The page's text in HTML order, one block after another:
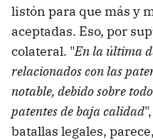
listón para que más y
aceptadas. Eso, por
colateral. "En la última
relacionados con las
notable, debido sobre
patentes de baja calidad
batallas legales, parece,